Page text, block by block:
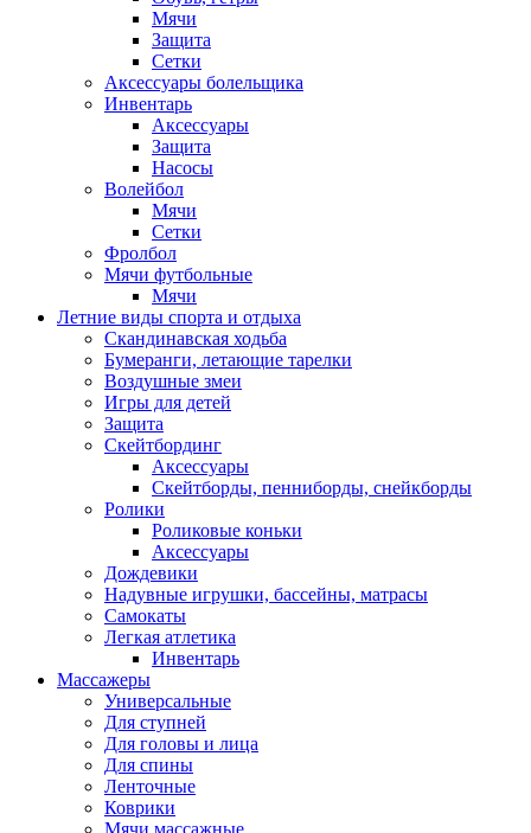
Мячи
Защита
Сетки
Аксессуары болельщика
Инвентарь
Аксессуары
Защита
Насосы
Волейбол
Мячи
Сетки
Фролбол
Мячи футбольные
Мячи
Летние виды спорта и отдыха
Скандинавская ходьба
Бумеранги, летающие тарелки
Воздушные змеи
Игры для детей
Защита
Скейтбординг
Аксессуары
Скейтборды, пенниборды, снейкборды
Ролики
Роликовые коньки
Аксессуары
Дождевики
Надувные игрушки, бассейны, матрасы
Самокаты
Легкая атлетика
Инвентарь
Массажеры
Универсальные
Для ступней
Для головы и лица
Для спины
Ленточные
Коврики
Мячи массажные